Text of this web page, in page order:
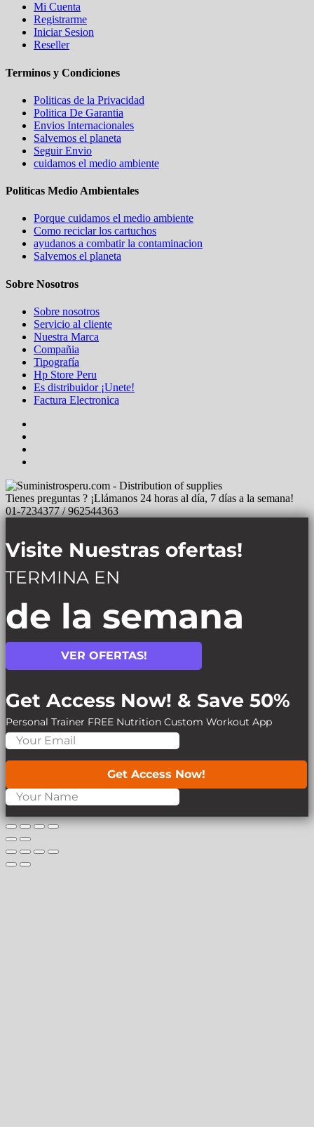
Mi Cuenta
Registrarme
Iniciar Sesion
Reseller
Terminos y Condiciones
Politicas de la Privacidad
Politica De Garantia
Envios Internacionales
Salvemos el planeta
Seguir Envio
cuidamos el medio ambiente
Politicas Medio Ambientales
Porque cuidamos el medio ambiente
Como reciclar los cartuchos
ayudanos a combatir la contaminacion
Salvemos el planeta
Sobre Nosotros
Sobre nosotros
Servicio al cliente
Nuestra Marca
Compañia
Tipografía
Hp Store Peru
Es distribuidor ¡Unete!
Factura Electronica
Tienes preguntas ? ¡Llámanos 24 horas al día, 7 días a la semana!
01-7234377 / 962544363
Visite Nuestras ofertas!
TERMINA EN
de la semana
VER OFERTAS!
Get Access Now! & Save 50%
Personal Trainer FREE Nutrition Custom Workout App
Get Access Now!